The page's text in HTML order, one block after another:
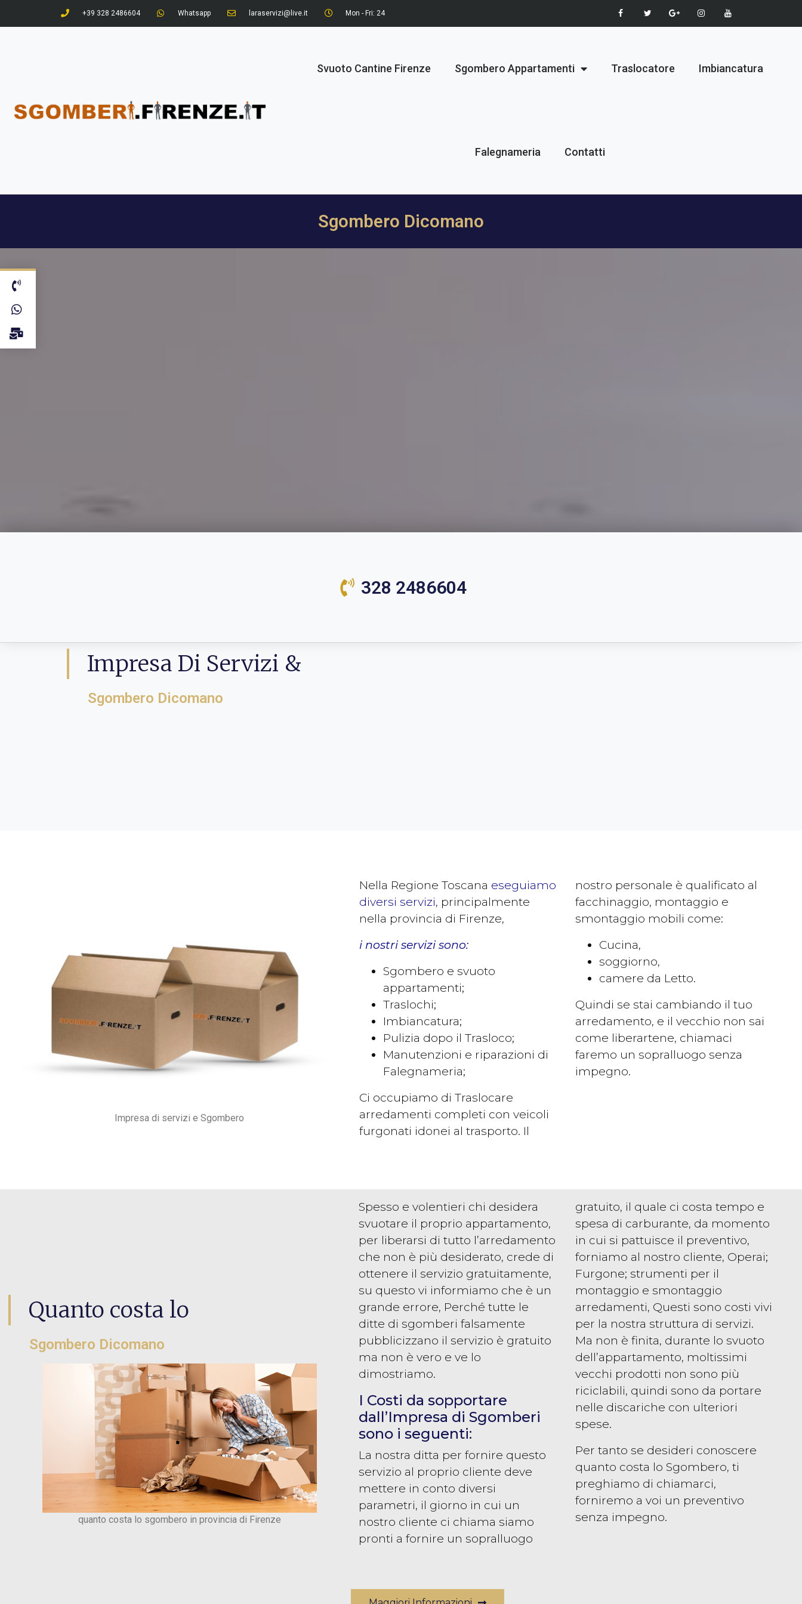
+39 328 2486604 Whatsapp laraservizi@live.it Mon - Fri: 24
Svuoto Cantine Firenze Sgombero Appartamenti Traslocatore Imbiancatura
Falegnameria Contatti
Sgombero Dicomano
328 2486604
Impresa Di Servizi &
Sgombero Dicomano
Impresa di servizi e Sgombero
Nella Regione Toscana eseguiamo
diversi servizi, principalmente
nella provincia di Firenze,
i nostri servizi sono:
Sgombero e svuoto
appartamenti;
Traslochi;
Imbiancatura;
Pulizia dopo il Trasloco;
Manutenzioni e riparazioni di
Falegnameria;
Ci occupiamo di Traslocare
arredamenti completi con veicoli
furgonati idonei al trasporto. Il
nostro personale è qualificato al
facchinaggio, montaggio e
smontaggio mobili come:
Cucina,
soggiorno,
camere da Letto.
Quindi se stai cambiando il tuo
arredamento, e il vecchio non sai
come liberartene, chiamaci
faremo un sopralluogo senza
impegno.
Quanto costa lo
Sgombero Dicomano
quanto costa lo sgombero in provincia di Firenze
Spesso e volentieri chi desidera
svuotare il proprio appartamento,
per liberarsi di tutto l’arredamento
che non è più desiderato, crede di
ottenere il servizio gratuitamente,
su questo vi informiamo che è un
grande errore, Perché tutte le
ditte di sgomberi falsamente
pubblicizzano il servizio è gratuito
ma non è vero e ve lo
dimostriamo.
I Costi da sopportare
dall’Impresa di Sgomberi
sono i seguenti:
La nostra ditta per fornire questo
servizio al proprio cliente deve
mettere in conto diversi
parametri, il giorno in cui un
nostro cliente ci chiama siamo
pronti a fornire un sopralluogo
gratuito, il quale ci costa tempo e
spesa di carburante, da momento
in cui si pattuisce il preventivo,
forniamo al nostro cliente, Operai;
Furgone; strumenti per il
montaggio e smontaggio
arredamenti, Questi sono costi vivi
per la nostra struttura di servizi.
Ma non è finita, durante lo svuoto
dell’appartamento, moltissimi
vecchi prodotti non sono più
riciclabili, quindi sono da portare
nelle discariche con ulteriori
spese.
Per tanto se desideri conoscere
quanto costa lo Sgombero, ti
preghiamo di chiamarci,
forniremo a voi un preventivo
senza impegno.